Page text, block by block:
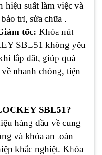
hiệu suất làm việc và
trì, sửa chữa .
tốc: Khóa nút
SBL51 không yêu
lắp đặt, giúp quá
nhanh chóng, tiện
SBL51?
hàng đầu về cung
và khóa an toàn
khắc nghiệt. Khóa